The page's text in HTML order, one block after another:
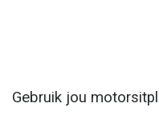
Gebruik jou